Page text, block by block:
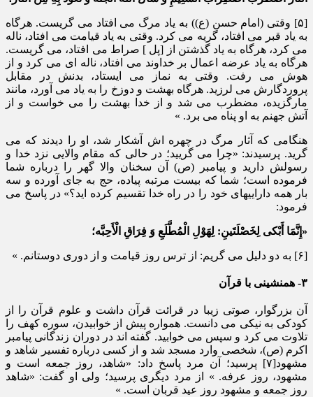
[۵] وقتی (امام حسن (ع)) به یاد مرگ می افتاد می گریست. هرگاه
به یاد قبر می افتاد، گریه می کرد. وقتی به یاد قیامت می افتاد، ناله
می کرد، هرگاه به یاد گذشتن از [پل ] صراط می افتاد، می گریست.
هرگاه به یاد عرضه اعمال بر خداوند می افتاد، ناله ای می کرد و از
هوش می رفت. وقتی به نماز می ایستاد، بدنش در مقابل
پروردگارش می لرزید. هرگاه بهشت و دوزخ را به یاد می آورد، مانند
مارگزیده، مضطرب می شد و از خدا بهشت را می خواست و از
آتش جهنم به او پناه می برد. »
هنگامی که آثار مرگ در چهره اش آشکار شد، او را دیدند که می
گرید. پرسیدند: «چرا می گریید؛ در حالی که مقام والایی نزد خدا و
رسولش دارید و پیامبر (ص) آن سخنان والا گهر را درباره شما
فرموده است؛ شما که بیست مرتبه پیاده، حج به جای آورده و سه
بار همه داراییهای خود را در راه خدا تقسیم کرده اید؟» در پاسخ می
فرمود:
«إِنَّمَا أَبْکی لِخَصْلَتَینِ: لِهَوْلِ الْمُطَّلَعِ وَ فِرَاقِ الْأَحِبَّه؛
[۶] به دو دلیل می گریم: از ترس روز قیامت و از دوری دوستانم. »
۳- همنشینی با قرآن
آن بزرگوار، صوتی زیبا در قرائت قرآن داشت و علوم قرآن را از
کودکی به نیکی می دانست. همواره پیش از خوابیدن، سوره کهف را
تلاوت می کرد و سپس می خوابید. گفته اند در دوران زندگانی پیامبر
اکرم (ص)، شخصی وارد مسجد شد و از کسی درباره تفسیر شاهد و
مشهود[۷] پرسید؛ آن مرد پاسخ داد: «شاهد، روز جمعه است و
مشهود، روز عرفه. » از مرد دیگری پرسید؛ ولی او گفت: «شاهد
روز جمعه و مشهود روز عید قربان است. »